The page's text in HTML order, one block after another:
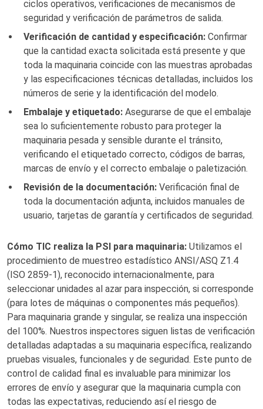
ciclos operativos, verificaciones de mecanismos de
seguridad y verificación de parámetros de salida.
Verificación de cantidad y especificación: Confirmar
que la cantidad exacta solicitada está presente y que
toda la maquinaria coincide con las muestras aprobadas
y las especificaciones técnicas detalladas, incluidos los
números de serie y la identificación del modelo.
Embalaje y etiquetado: Asegurarse de que el embalaje
sea lo suficientemente robusto para proteger la
maquinaria pesada y sensible durante el tránsito,
verificando el etiquetado correcto, códigos de barras,
marcas de envío y el correcto embalaje o paletización.
Revisión de la documentación: Verificación final de
toda la documentación adjunta, incluidos manuales de
usuario, tarjetas de garantía y certificados de seguridad.
Cómo TIC realiza la PSI para maquinaria: Utilizamos el
procedimiento de muestreo estadístico ANSI/ASQ Z1.4
(ISO 2859-1), reconocido internacionalmente, para
seleccionar unidades al azar para inspección, si corresponde
(para lotes de máquinas o componentes más pequeños).
Para maquinaria grande y singular, se realiza una inspección
del 100%. Nuestros inspectores siguen listas de verificación
detalladas adaptadas a su maquinaria específica, realizando
pruebas visuales, funcionales y de seguridad. Este punto de
control de calidad final es invaluable para minimizar los
errores de envío y asegurar que la maquinaria cumpla con
todas las expectativas, reduciendo así el riesgo de